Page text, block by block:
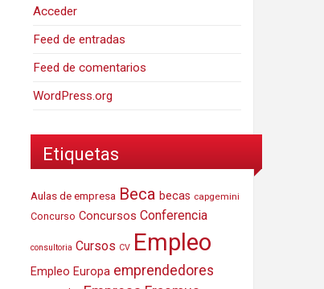
Acceder
Feed de entradas
Feed de comentarios
WordPress.org
Etiquetas
Aulas de empresa Beca becas capgemini
Concurso Concursos Conferencia
consultoria Cursos CV Empleo
Empleo Europa emprendedores